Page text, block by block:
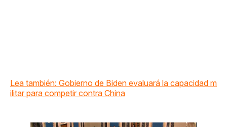
Lea también: Gobierno de Biden evaluará la capacidad m
ilitar para competir contra China